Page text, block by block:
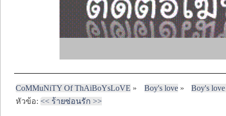
CoMMuNiTY Of ThAiBoYsLoVE » Boy's love»
Boy's
หัวข้อ:<< ร้ายซ่อนรัก >>